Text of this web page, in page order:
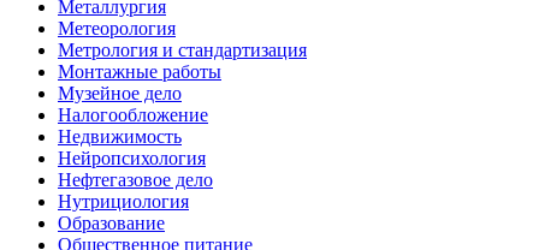
Металлургия
Метеорология
Метрология и стандартизация
Монтажные работы
Музейное дело
Налогообложение
Недвижимость
Нейропсихология
Нефтегазовое дело
Нутрициология
Образование
Общественное питание